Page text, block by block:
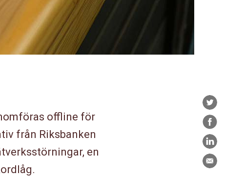
Twitter
Facebook
LinkedIn
E-
post
offline för
från Riksbanken
en